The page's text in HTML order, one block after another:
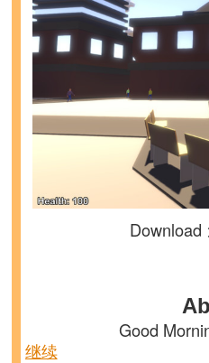
Download
Good
继续